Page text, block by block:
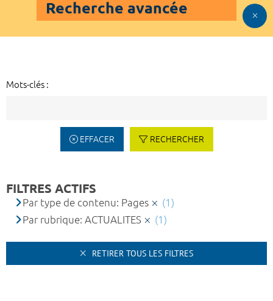
Recherche avancée
Mots-clés :
EFFACER RECHERCHER
FILTRES ACTIFS
Par type de contenu: Pages
(1)
Par rubrique: ACTUALITES
(1)
RETIRER TOUS LES FILTRES